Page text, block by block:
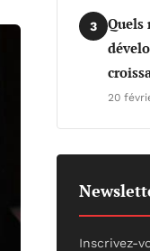
3
Quels
20
Inscrivez-